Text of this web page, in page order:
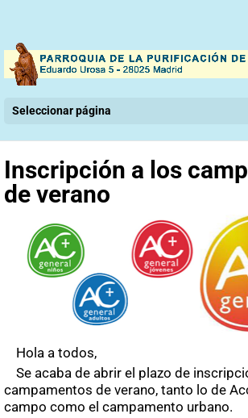
Seleccionar página
Inscripción a los
de verano
Hola a todos,
Se acaba de abrir el plazo de
campamentos de verano, tanto lo de
campo como el campamento urbano.